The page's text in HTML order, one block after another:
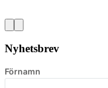
Nyhetsbrev
Förnamn